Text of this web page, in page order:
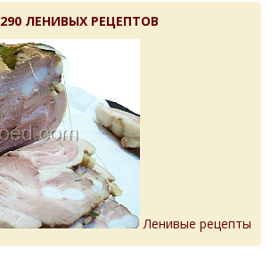
290 ЛЕНИВЫХ РЕЦЕПТОВ
Ленивые рецепты